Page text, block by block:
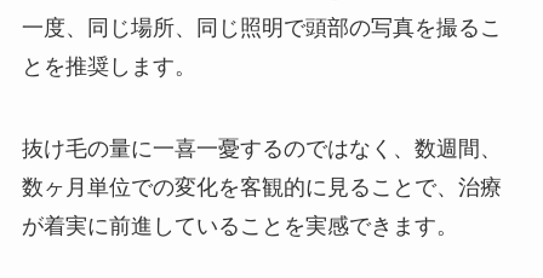
一度、同じ場所、同じ照明で頭部の写真を撮るこ
とを推奨します。
抜け毛の量に一喜一憂するのではなく、数週間、
数ヶ月単位での変化を客観的に見ることで、治療
が着実に前進していることを実感できます。